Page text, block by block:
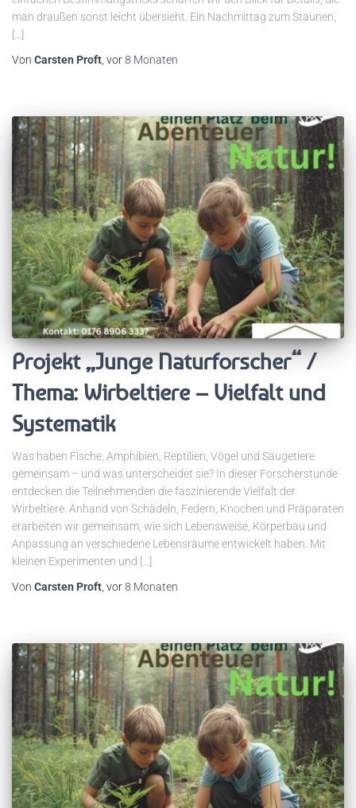
man draußen sonst leicht übersieht. Ein Nachmittag zum Staunen,
[…]
Von Carsten Proft , vor8 Monaten
Projekt „Junge Naturforscher“ /
Thema: Wirbeltiere – Vielfalt und
Systematik
Was haben Fische, Amphibien, Reptilien, Vögel und Säugetiere
gemeinsam – und was unterscheidet sie? In dieser Forscherstunde
entdecken die Teilnehmenden die faszinierende Vielfalt der
Wirbeltiere. Anhand von Schädeln, Federn, Knochen und Präparaten
erarbeiten wir gemeinsam, wie sich Lebensweise, Körperbau und
Anpassung an verschiedene Lebensräume entwickelt haben. Mit
kleinen Experimenten und […]
Von Carsten Proft , vor8 Monaten